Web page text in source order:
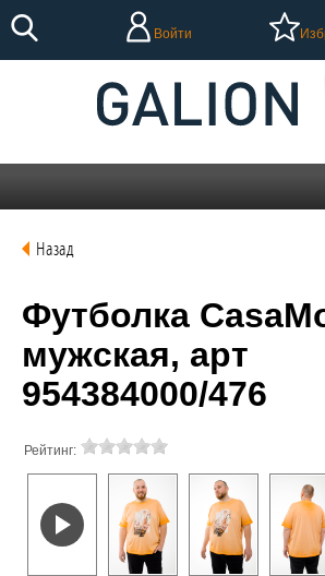
Войти
Назад
Футболка
мужская, арт
954384000/476
Рейтинг: